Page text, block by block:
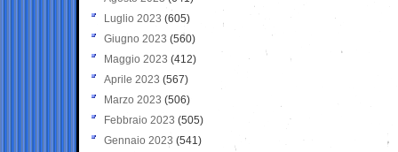
Luglio 2023 (605)
Giugno 2023 (560)
Maggio 2023 (412)
Aprile 2023 (567)
Marzo 2023 (506)
Febbraio 2023 (505)
Gennaio 2023 (541)